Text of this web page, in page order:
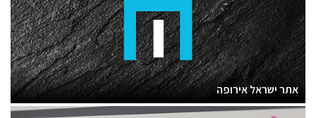
אתר ישראל אירופה